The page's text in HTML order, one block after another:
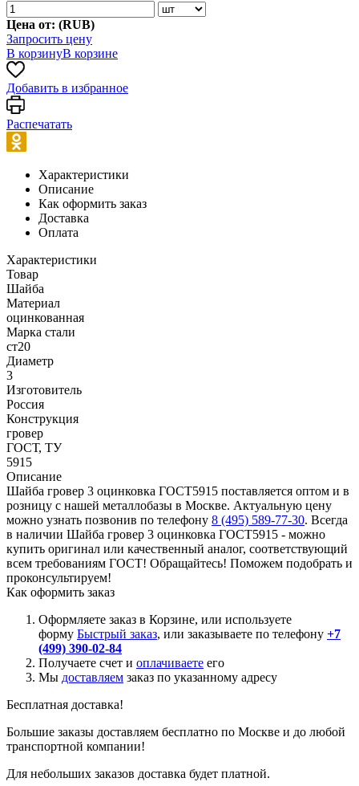
Цена от: (RUB)
Запросить цену
В корзинуВ корзине
Добавить в избранное
Распечатать
Характеристики
Описание
Как оформить заказ
Доставка
Оплата
Характеристики
Товар
Шайба
Материал
оцинкованная
Марка стали
ст20
Диаметр
3
Изготовитель
Россия
Конструкция
гровер
ГОСТ, ТУ
5915
Описание
Шайба гровер 3 оцинковка ГОСТ5915 поставляется оптом и в
розницу с нашей металлобазы в Москве. Актуальную цену
можно узнать позвонив по телефону 8 (495) 589-77-30. Всегда
в наличии Шайба гровер 3 оцинковка ГОСТ5915 - можно
купить оригинал или качественный аналог, соответствующий
всем требованиям ГОСТ! Обращайтесь! Поможем подобрать и
проконсультируем!
Как оформить заказ
Оформляете заказ в Корзине, или используете
форму Быстрый заказ, или заказываете по телефону +7
(499) 390-02-84
Получаете счет и оплачиваете его
Мы доставляем заказ по указанному адресу
Бесплатная доставка!
Большие заказы доставляем бесплатно по Москве и до любой
транспортной компании!
Для небольших заказов доставка будет платной.